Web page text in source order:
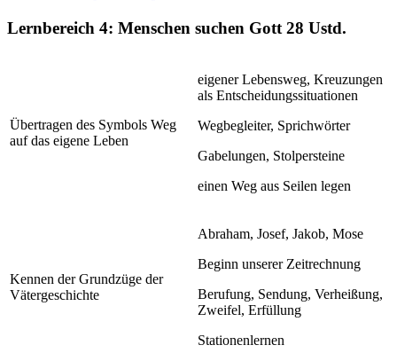
Lernbereich 4: Menschen suchen Gott 28 Ustd.
Übertragen des Symbols Weg
auf das eigene Leben
eigener Lebensweg, Kreuzungen
als Entscheidungssituationen
Wegbegleiter, Sprichwörter
Gabelungen, Stolpersteine
einen Weg aus Seilen legen
Kennen der Grundzüge der
Vätergeschichte
Abraham, Josef, Jakob, Mose
Beginn unserer Zeitrechnung
Berufung, Sendung, Verheißung,
Zweifel, Erfüllung
Stationenlernen